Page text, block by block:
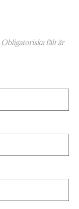
Obligatoriska fält är